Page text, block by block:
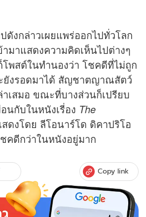
ดังกล่าวเผยแพร่ออกไปทั่วโลก
มาแสดงความคิดเห็นไปต่างๆ
พสต์ในทำนองว่า โชคดีที่ไม่ถูก
ยังรอดมาได้ สัญชาตญาณสัตว์
เสมอ ขณะที่บางส่วนก็เปรียบ
นกับในหนังเรี่อง The
ดงโดย ลีโอนาร์โด ดิคาปริโอ
คดีกว่าในหนังอยู่มาก
Copy link